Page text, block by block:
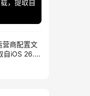
，提取自
商配置文
自iOS 26.4